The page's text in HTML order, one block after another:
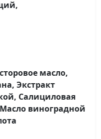
масло,
Экстракт
Салициловая
виноградной